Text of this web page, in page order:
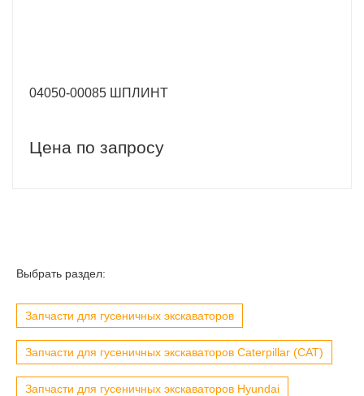
04050-00085 ШПЛИНТ
Цена по запросу
Выбрать раздел:
Запчасти для гусеничных экскаваторов
Запчасти для гусеничных экскаваторов Caterpillar (CAT)
Запчасти для гусеничных экскаваторов Hyundai